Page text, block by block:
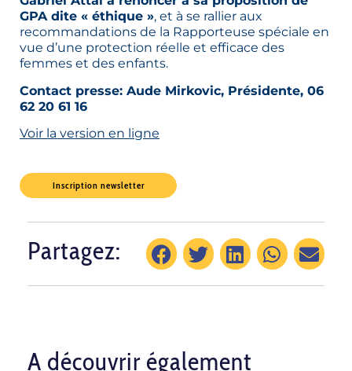
GPA dite « éthique », et à se rallier aux
recommandations de la Rapporteuse spéciale en
vue d’une protection réelle et efficace des
femmes et des enfants.
Contact presse: Aude Mirkovic, Présidente, 06
62 20 61 16
Voir la version en ligne
Inscription newsletter
Partagez:
A découvrir également